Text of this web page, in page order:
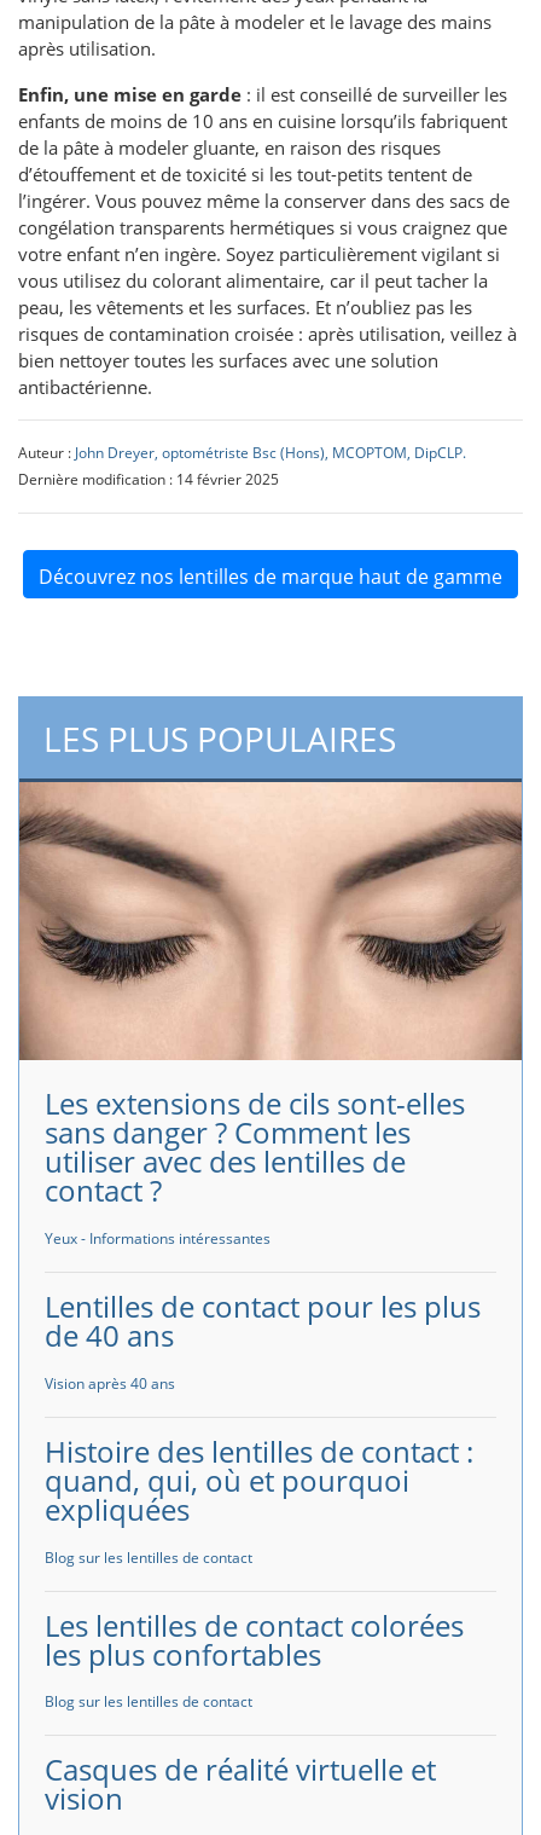
manipulation de la pâte à modeler et le lavage des mains
après utilisation.
Enfin, une mise en garde : il est conseillé de surveiller les
enfants de moins de 10 ans en cuisine lorsqu’ils fabriquent
de la pâte à modeler gluante, en raison des risques
d’étouffement et de toxicité si les tout-petits tentent de
l’ingérer. Vous pouvez même la conserver dans des sacs de
congélation transparents hermétiques si vous craignez que
votre enfant n’en ingère. Soyez particulièrement vigilant si
vous utilisez du colorant alimentaire, car il peut tacher la
peau, les vêtements et les surfaces. Et n’oubliez pas les
risques de contamination croisée : après utilisation, veillez à
bien nettoyer toutes les surfaces avec une solution
antibactérienne.
Auteur : John Dreyer, optométriste Bsc (Hons), MCOPTOM, DipCLP.
Dernière modification : 14 février 2025
Découvrez nos lentilles de marque haut de gamme
LES PLUS POPULAIRES
Les extensions de cils sont-elles
sans danger ? Comment les
utiliser avec des lentilles de
contact ?
Yeux - Informations intéressantes
Lentilles de contact pour les plus
de 40 ans
Vision après 40 ans
Histoire des lentilles de contact :
quand, qui, où et pourquoi
expliquées
Blog sur les lentilles de contact
Les lentilles de contact colorées
les plus confortables
Blog sur les lentilles de contact
Casques de réalité virtuelle et
vision